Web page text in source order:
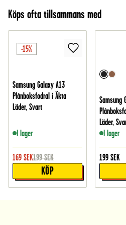
Köps ofta tillsammans med
-15%
Samsung Galaxy A13
Plånboksfodral i Äkta
Läder, Svart
I lager
169 SEK199 SEK
KÖP
Samsung
Läder,
I lager
199 SEK